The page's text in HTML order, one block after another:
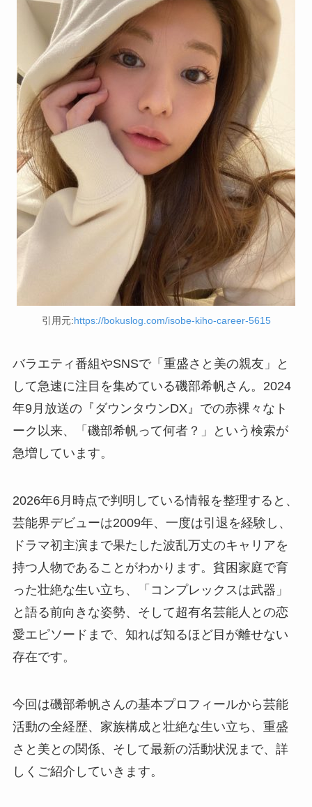
引用元:https://bokuslog.com/isobe-kiho-career-5615
バラエティ番組やSNSで「重盛さと美の親友」と
して急速に注目を集めている磯部希帆さん。2024
年9月放送の『ダウンタウンDX』での赤裸々なト
ーク以来、「磯部希帆って何者？」という検索が
急増しています。
2026年6月時点で判明している情報を整理すると、
芸能界デビューは2009年、一度は引退を経験し、
ドラマ初主演まで果たした波乱万丈のキャリアを
持つ人物であることがわかります。貧困家庭で育
った壮絶な生い立ち、「コンプレックスは武器」
と語る前向きな姿勢、そして超有名芸能人との恋
愛エピソードまで、知れば知るほど目が離せない
存在です。
今回は磯部希帆さんの基本プロフィールから芸能
活動の全経歴、家族構成と壮絶な生い立ち、重盛
さと美との関係、そして最新の活動状況まで、詳
しくご紹介していきます。